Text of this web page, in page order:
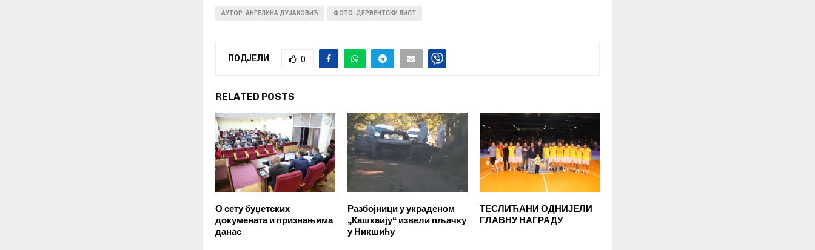
АУТОР: АНГЕЛИНА ДУЈАКОВИЋ ФОТО: ДЕРВЕНТСКИ ЛИСТ
ПОДЈЕЛИ 0
RELATED POSTS
О сету буџетских
докумената и признањима
данас
Разбојници у украденом
„Кашкаију“ извели пљачку
у Никшићу
ТЕСЛИЋАНИ ОДНИЈЕЛИ
ГЛАВНУ НАГРАДУ